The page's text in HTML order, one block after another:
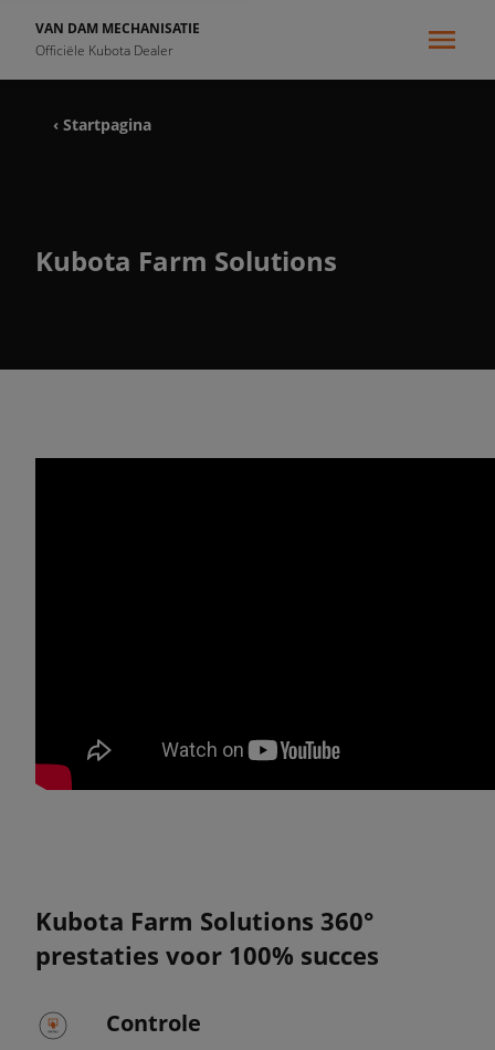
VAN DAM MECHANISATIE
Officiële Kubota Dealer
‹ Startpagina
Kubota Farm Solutions
Kubota Farm Solutions 360°
prestaties voor 100% succes
Controle